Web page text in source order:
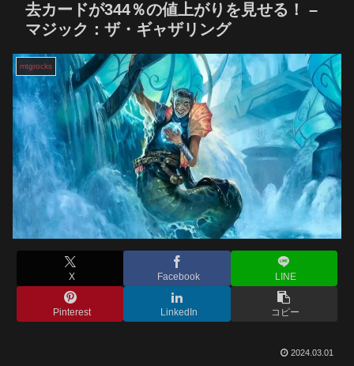
去カードが344％の値上がりを見せる！ –
マジック：ザ・ギャザリング
mtgrocks
X Facebook LINE
Pinterest LinkedIn コピー
2024.03.01